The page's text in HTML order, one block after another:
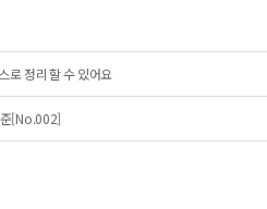
로 정리 할 수 있어요
준[No.002]